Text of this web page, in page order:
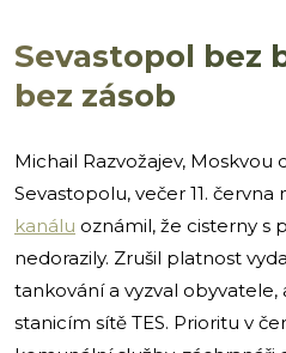
Sevastopol bez
bez zásob
Michail Razvožajev,
Sevastopolu, večer 11. června
kanálu oznámil, že cisterny s
nedorazily. Zrušil platnost
tankování a vyzval
stanicím sítě TES. Prioritu v